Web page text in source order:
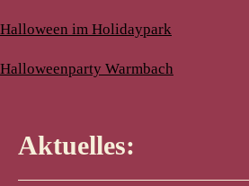
Halloween im Holidaypark
Halloweenparty Warmbach
Aktuelles: